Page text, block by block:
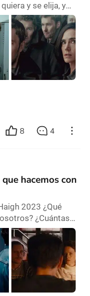
y se elija, y
(son formatos
relevante
contemporánea.
de ser La Familia
las series vistas a
8 4
hacemos con
2023 ¿Qué
¿Cuántas
Todos
que no
cuando éramos
difíciles que
todo aquello que
relación no lo